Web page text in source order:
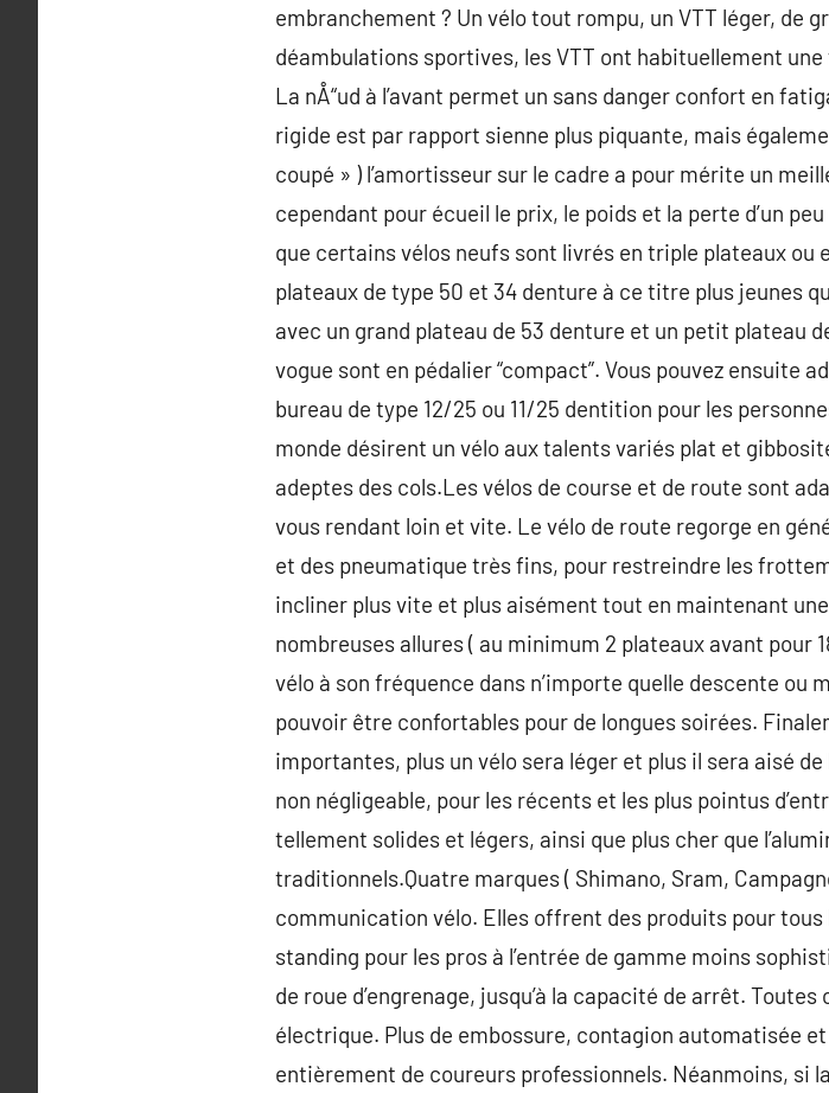
embranchement ? Un vélo tout rompu, un VTT léger, de
déambulations sportives, les VTT ont habituellement
La nÅ“ud à l’avant permet un sans danger confort en
rigide est par rapport sienne plus piquante, mais
coupé » ) l’amortisseur sur le cadre a pour mérite un
cependant pour écueil le prix, le poids et la perte d’un
que certains vélos neufs sont livrés en triple plateaux ou
plateaux de type 50 et 34 denture à ce titre plus jeunes
avec un grand plateau de 53 denture et un petit plateau
vogue sont en pédalier “compact”. Vous pouvez ensuite
bureau de type 12/25 ou 11/25 dentition pour les
monde désirent un vélo aux talents variés plat et
adeptes des cols.Les vélos de course et de route sont
vous rendant loin et vite. Le vélo de route regorge en
et des pneumatique très fins, pour restreindre les
incliner plus vite et plus aisément tout en maintenant
nombreuses allures ( au minimum 2 plateaux avant pour
vélo à son fréquence dans n’importe quelle descente
pouvoir être confortables pour de longues soirées.
importantes, plus un vélo sera léger et plus il sera aisé
non négligeable, pour les récents et les plus pointus
tellement solides et légers, ainsi que plus cher que
traditionnels.Quatre marques ( Shimano, Sram,
communication vélo. Elles offrent des produits pour
standing pour les pros à l’entrée de gamme moins
de roue d’engrenage, jusqu’à la capacité de arrêt.
électrique. Plus de embossure, contagion automatisée
entièrement de coureurs professionnels. Néanmoins, si